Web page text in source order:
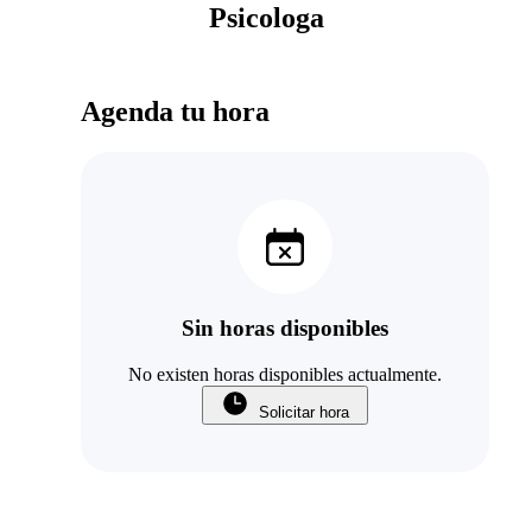
Psicologa
Agenda tu hora
Sin horas disponibles
No existen horas disponibles actualmente.
Solicitar hora